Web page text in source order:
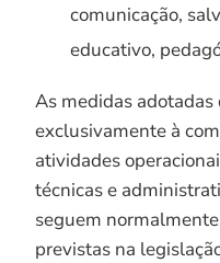
comunicação,
educativo,
As medidas
exclusivamente à
atividades
técnicas e
seguem
previstas na